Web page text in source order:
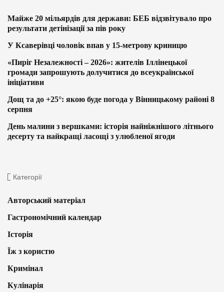
Майже 20 мільярдів для держави: БЕБ відзвітувало про
результати детінізації за пів року
У Ксаверівці чоловік впав у 15-метрову криницю
«Пиріг Незалежності – 2026»: жителів Іллінецької
громади запрошують долучитися до всеукраїнської
ініціативи
Дощ та до +25°: якою буде погода у Вінницькому районі 8
серпня
День малини з вершками: історія найніжнішого літнього
десерту та найкращі ласощі з улюбленої ягоди
Категорії
Авторський матеріал
Гастрономічний календар
Історія
Їж з користю
Кримінал
Кулінарія